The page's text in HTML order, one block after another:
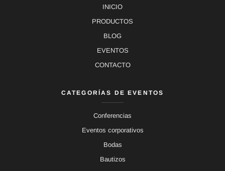
INICIO
PRODUCTOS
BLOG
EVENTOS
CONTACTO
CATEGORÍAS DE EVENTOS
Conferencias
Eventos corporativos
Bodas
Bautizos